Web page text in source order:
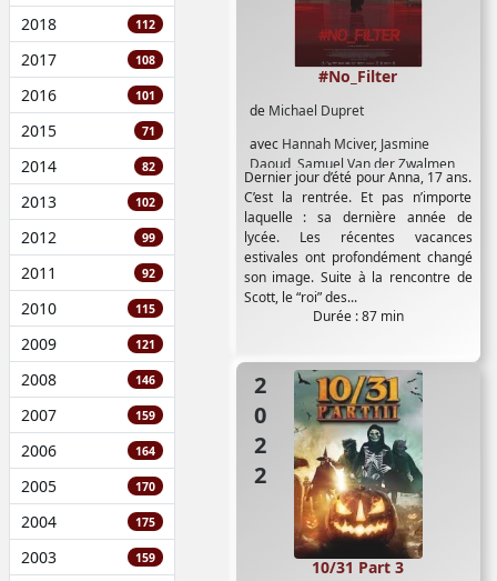
2018 112
2017 108
2016 101
2015 71
2014 82
2013 102
2012 99
2011 92
2010 115
2009 121
2008 146
2007 159
2006 164
2005 170
2004 175
2003 159
de Michael Dupret
avec Hannah Mciver, Jasmine
Daoud, Samuel Van der Zwalmen
#No_Filter
Dernier jour d’été pour Anna, 17 ans.
C’est la rentrée. Et pas n’importe
laquelle : sa dernière année de
lycée. Les récentes vacances
estivales ont profondément changé
son image. Suite à la rencontre de
Scott, le “roi” des...
Durée : 87 min
2022
10/31 Part 3